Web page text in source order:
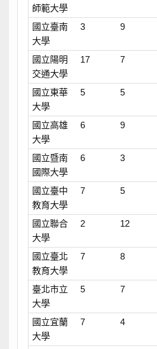
師範大學
國立臺南
大學
3 9
國立陽明
交通大學
17 7
國立東華
大學
5 5
國立高雄
大學
6 9
國立暨南
國際大學
6 3
國立臺中
教育大學
7 5
國立聯合
大學
2 12
國立臺北
教育大學
7 8
臺北市立
大學
5 7
國立宜蘭
大學
7 4